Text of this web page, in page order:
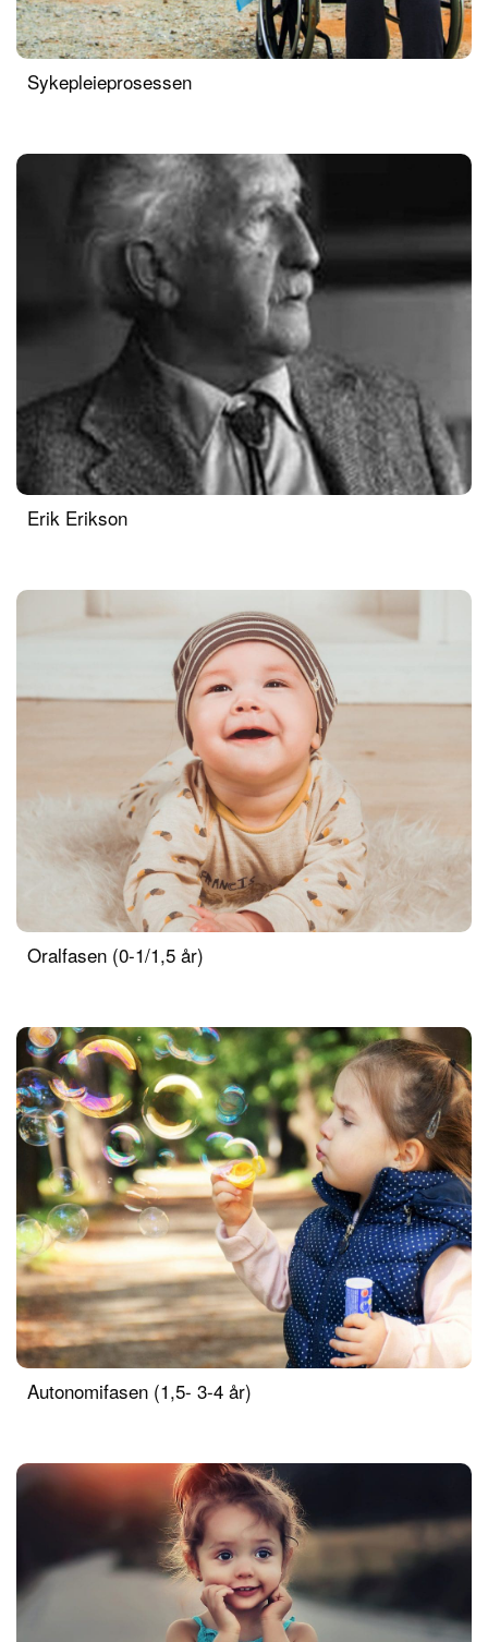
Sykepleieprosessen
Erik Erikson
Oralfasen (0-1/1,5 år)
Autonomifasen (1,5- 3-4 år)